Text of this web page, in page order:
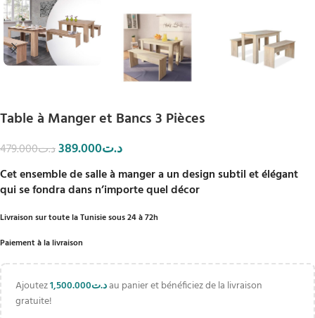
Table à Manger et Bancs 3 Pièces
د.ت479.000 د.ت389.000
Cet ensemble de salle à manger a un design subtil et élégant
qui se fondra dans n’importe quel décor
Livraison sur toute la Tunisie sous 24 à 72h
Paiement à la livraison
Ajoutez د.ت1,500.000
au panier et bénéficiez de la livraison
gratuite!